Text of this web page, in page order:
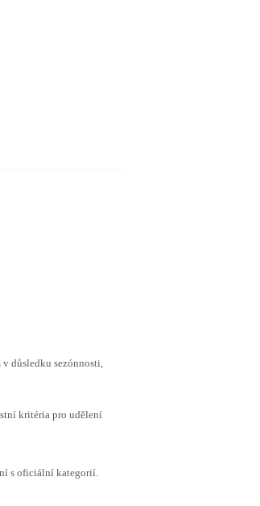
důsledku sezónnosti,
kritéria pro udělení
s oficiální kategorií.